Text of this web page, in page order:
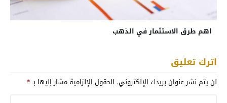
اهم طرق الاستثمار في الذهب
اترك تعليق
لن يتم نشر عنوان بريدك الإلكتروني. الحقول الإلزامية مشار إليها بـ*